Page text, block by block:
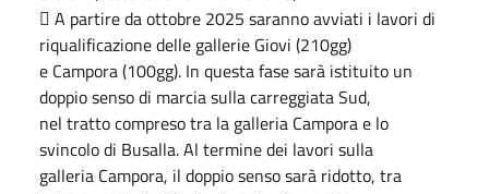
 A partire da ottobre 2025 saranno avviati i lavori di
riqualificazione delle gallerie Giovi (210gg)
e Campora (100gg). In questa fase sarà istituito un
doppio senso di marcia sulla carreggiata Sud,
nel tratto compreso tra la galleria Campora e lo
svincolo di Busalla. Al termine dei lavori sulla
galleria Campora, il doppio senso sarà ridotto, tra